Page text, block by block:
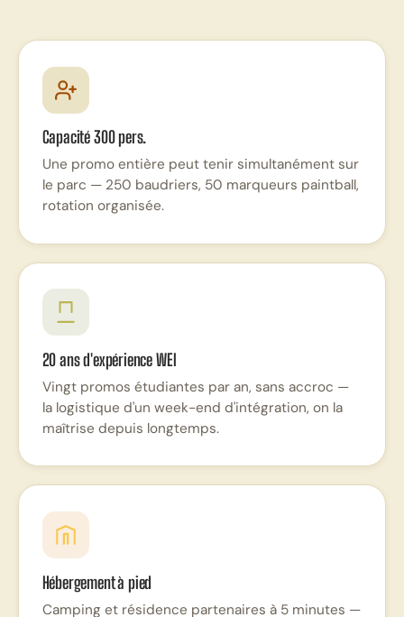
Capacité 300 pers.
Une promo entière peut tenir simultanément sur
le parc — 250 baudriers, 50 marqueurs paintball,
rotation organisée.
20 ans d'expérience WEI
Vingt promos étudiantes par an, sans accroc —
la logistique d'un week-end d'intégration, on la
maîtrise depuis longtemps.
Hébergement à pied
Camping et résidence partenaires à 5 minutes —